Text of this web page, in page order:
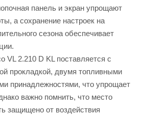
панель и экран упрощают
а сохранение настроек на
сезона обеспечивает
VL 2.210 D KL поставляется с
прокладкой, двумя топливными
принадлежностями, что упрощает
важно помнить, что место
защищено от воздействия